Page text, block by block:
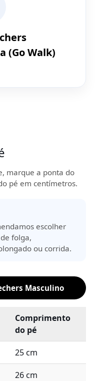
(Go Walk)
marque a ponta do
pé em centímetros.
escolher
folga,
ou corrida.
Masculino
Comprimento
do pé
25 cm
26 cm